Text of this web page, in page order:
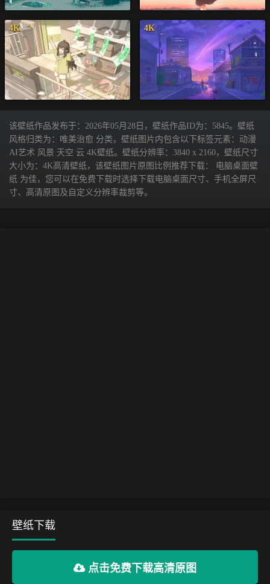
4K 4K
该壁纸作品发布于：2026年05月28日，壁纸作品ID为：5845。壁纸
风格归类为：唯美治愈 分类，壁纸图片内包含以下标签元素：动漫
AI艺术 风景 天空 云 4K壁纸。壁纸分辨率：3840 x 2160，壁纸尺寸
大小为：4K高清壁纸，该壁纸图片原图比例推荐下载： 电脑桌面壁
纸 为佳，您可以在免费下载时选择下载电脑桌面尺寸、手机全屏尺
寸、高清原图及自定义分辨率裁剪等。
壁纸下载
点击免费下载高清原图